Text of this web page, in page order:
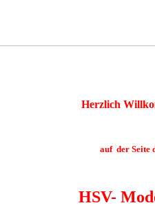
Herzlich
auf der Seite
HSV-